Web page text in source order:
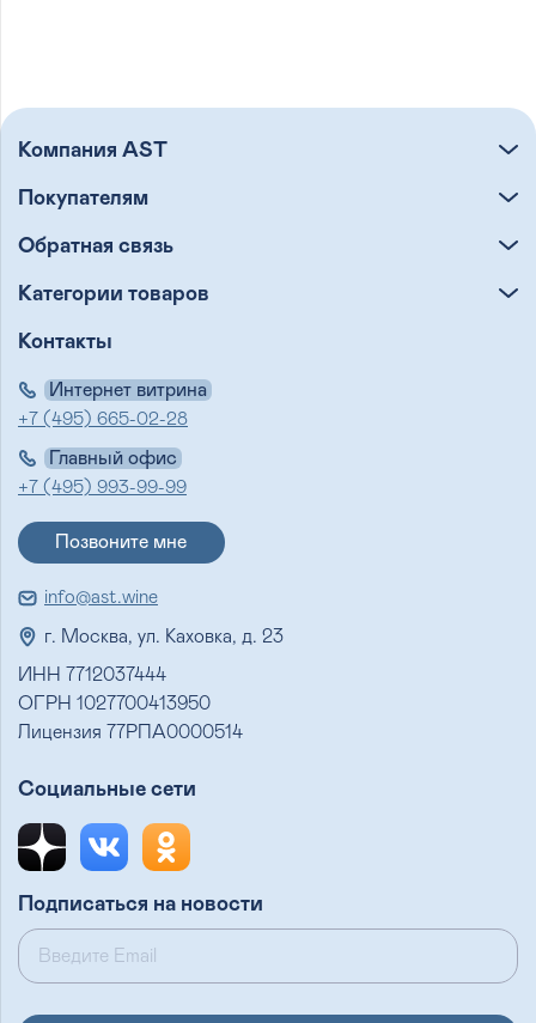
Компания AST
Покупателям
Обратная связь
Категории товаров
Контакты
Интернет витрина
+7 (495) 665-02-28
Главный офис
+7 (495) 993-99-99
Позвоните мне
info@ast.wine
г. Москва, ул. Каховка, д. 23
ИНН 7712037444
ОГРН 1027700413950
Лицензия 77РПА0000514
Социальные сети
Подписаться на новости